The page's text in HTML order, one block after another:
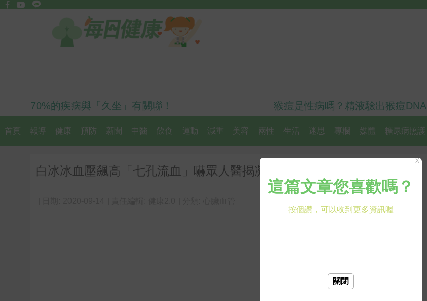
70%的疾病與「久坐」有關聯！ 猴痘是性病嗎？精液驗出猴痘DNA
首頁 報導 健康 預防 新聞 中醫 飲食 運動 減重 美容 兩性 生活 迷思 專欄 媒體 糖尿病照護
白冰冰血壓飆高「七孔流血」嚇眾人醫揭凝血異常四大危險因子
X
關閉